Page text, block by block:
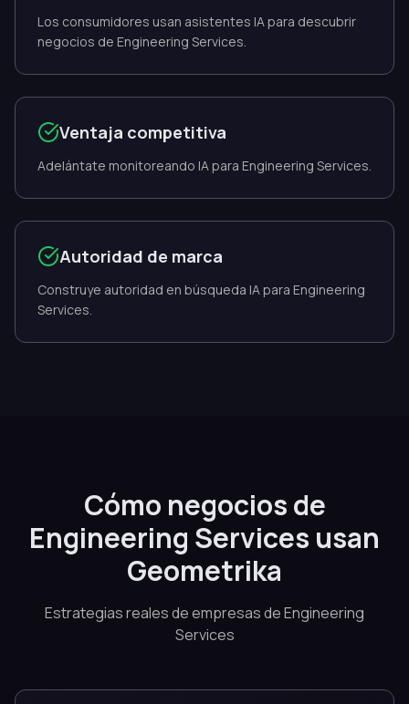
Los consumidores usan asistentes IA para descubrir
negocios de Engineering Services.
Ventaja competitiva
Adelántate monitoreando IA para Engineering Services.
Autoridad de marca
Construye autoridad en búsqueda IA para Engineering
Services.
Cómo negocios de
Engineering Services usan
Geometrika
Estrategias reales de empresas de Engineering
Services